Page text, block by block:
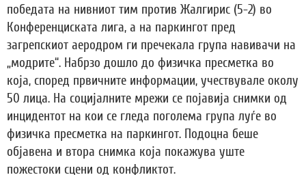
победата на нивниот тим против Жалгирис (5-2) во
Конференциската лига, а на паркингот пред
загрепскиот аеродром ги пречекала група навивачи на
„модрите“. Набрзо дошло до физичка пресметка во
која, според првичните информации, учествувале околу
50 лица. На социјалните мрежи се појавија снимки од
инцидентот на кои се гледа поголема група луѓе во
физичка пресметка на паркингот. Подоцна беше
објавена и втора снимка која покажува уште
пожестоки сцени од конфликтот.